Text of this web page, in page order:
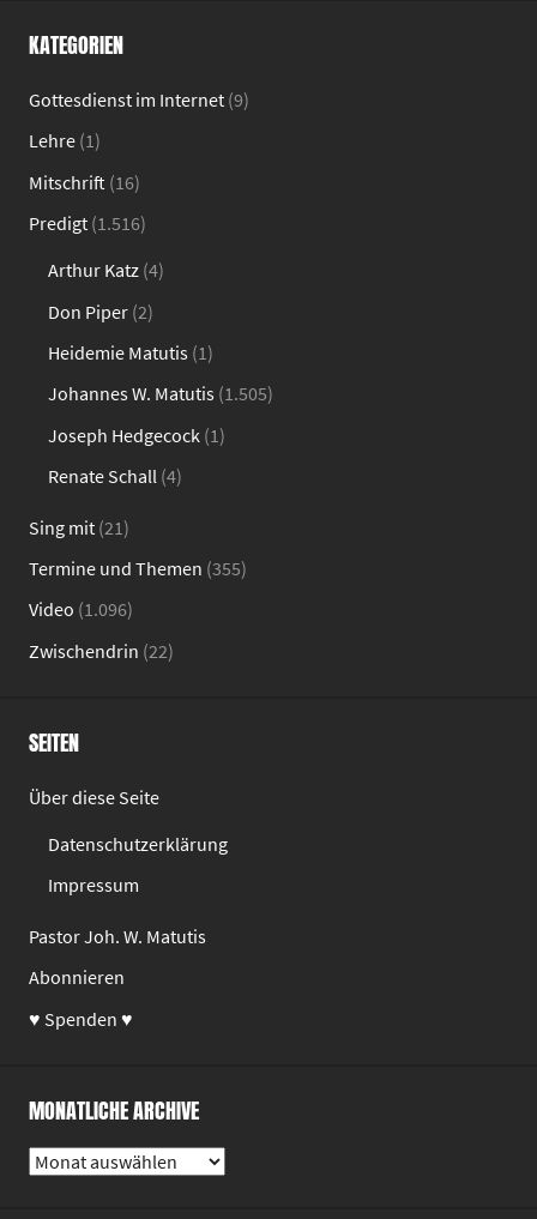
KATEGORIEN
Gottesdienst im Internet (9)
Lehre (1)
Mitschrift (16)
Predigt (1.516)
Arthur Katz (4)
Don Piper (2)
Heidemie Matutis (1)
Johannes W. Matutis (1.505)
Joseph Hedgecock (1)
Renate Schall (4)
Sing mit (21)
Termine und Themen (355)
Video (1.096)
Zwischendrin (22)
SEITEN
Über diese Seite
Datenschutzerklärung
Impressum
Pastor Joh. W. Matutis
Abonnieren
♥ Spenden ♥
MONATLICHE ARCHIVE
Monatliche